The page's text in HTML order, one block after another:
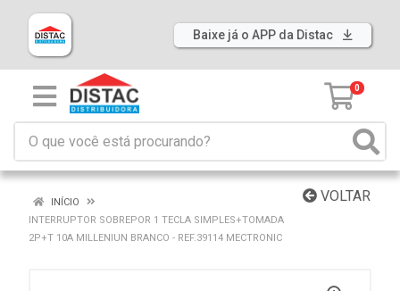
Baixe já o APP da Distac
0
VOLTAR
INÍCIO
INTERRUPTOR SOBREPOR 1 TECLA SIMPLES+TOMADA
2P+T 10A MILLENIUN BRANCO - REF.39114 MECTRONIC